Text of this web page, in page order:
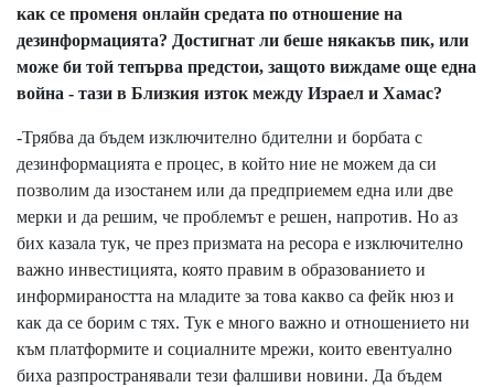
как се променя онлайн средата по отношение на
дезинформацията? Достигнат ли беше някакъв пик, или
може би той тепърва предстои, защото виждаме още една
война - тази в Близкия изток между Израел и Хамас?
-Трябва да бъдем изключително бдителни и борбата с
дезинформацията е процес, в който ние не можем да си
позволим да изостанем или да предприемем една или две
мерки и да решим, че проблемът е решен, напротив. Но аз
бих казала тук, че през призмата на ресора е изключително
важно инвестицията, която правим в образованието и
информираността на младите за това какво са фейк нюз и
как да се борим с тях. Тук е много важно и отношението ни
към платформите и социалните мрежи, които евентуално
биха разпространявали тези фалшиви новини. Да бъдем